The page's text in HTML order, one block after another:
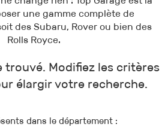
une gamme complète de
des Subaru, Rover ou bien des
Rolls Royce.
trouvé. Modifiez les critères
élargir votre recherche.
dans le département :